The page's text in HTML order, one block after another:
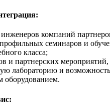
компаний
семинаров и
класса;
и партнерских
лабораторию и
оборудованием.